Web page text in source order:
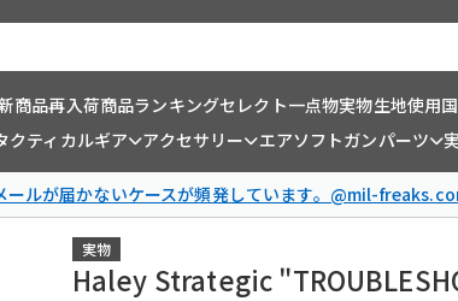
商品再入荷商品ランキングセレクト一点物実物生地使用
クティカルギア アクセサリー エアソフトガンパーツ
ルが届かないケースが頻発しています。@mil-
実物
Haley Strategic